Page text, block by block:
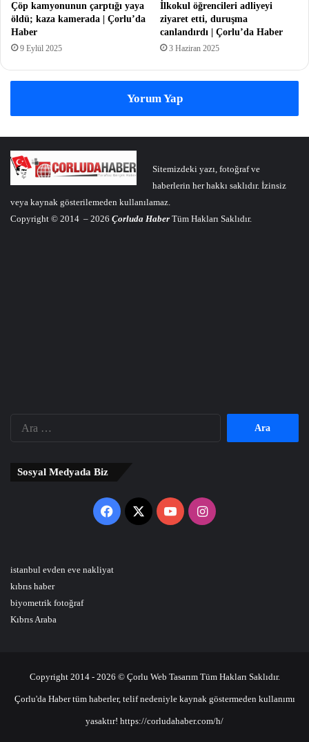
Çöp kamyonunun çarptığı yaya
öldü; kaza kamerada | Çorlu’da
Haber
9 Eylül 2025
İlkokul öğrencileri adliyeyi
ziyaret etti, duruşma
canlandırdı | Çorlu’da Haber
3 Haziran 2025
Yorum Yap
Sitemizdeki yazı, fotoğraf ve
haberlerin her hakkı saklıdır. İzinsiz
veya kaynak gösterilemeden kullanılamaz.
Copyright © 2014 – 2026 Çorluda Haber Tüm Hakları Saklıdır.
Sosyal Medyada Biz
Facebook
X YouTubeInstagram
istanbul evden eve nakliyat
kıbrıs haber
biyometrik fotoğraf
Kıbrıs Araba
Copyright 2014 - 2026 © Çorlu Web Tasarım Tüm Hakları Saklıdır.
Çorlu'da Haber tüm haberler, telif nedeniyle kaynak göstermeden kullanımı
yasaktır! https://corludahaber.com/h/